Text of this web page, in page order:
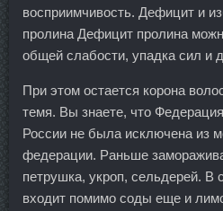
восприимчивость. Дефицит и
пролина Дефицит пролина
общей слабости, упадка сил и
При этом остается корона
темя. Вы знаете, что
России не была исключена из
федерации. Раньше
петрушка, укроп, сельдерей. В
входит помимо соды еще и